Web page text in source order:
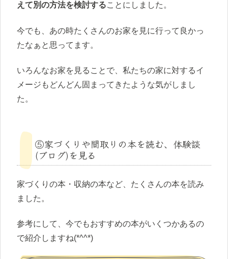
えて別の方法を検討することにしました。
今でも、あの時たくさんのお家を見に行って良かっ
たなぁと思ってます。
いろんなお家を見ることで、私たちの家に対するイ
メージもどんどん固まってきたような気がしまし
た。
⑤家づくりや間取りの本を読む、体験談
(ブログ)を見る
家づくりの本・収納の本など、たくさんの本を読み
ました。
参考にして、今でもおすすめの本がいくつかあるの
で紹介しますね(*^^*)